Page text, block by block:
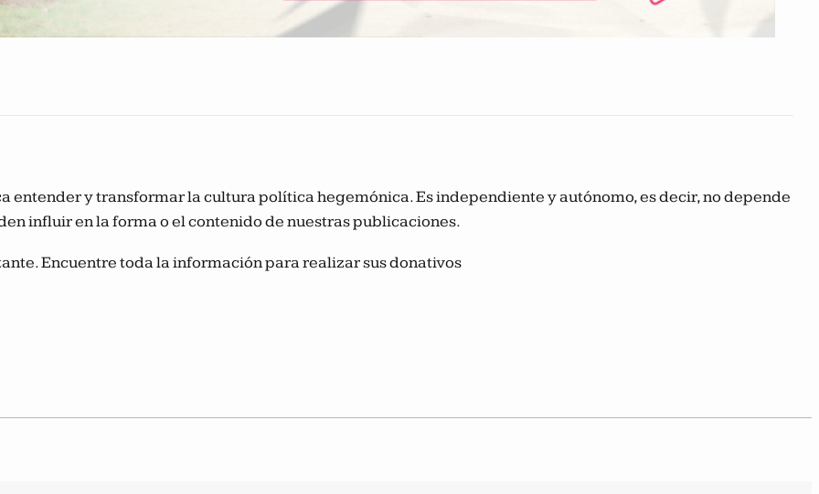
entender y transformar la cultura política hegemónica. Es independiente y autónomo, es decir, no depende
influir en la forma o el contenido de nuestras publicaciones.
Encuentre toda la información para realizar sus donativos